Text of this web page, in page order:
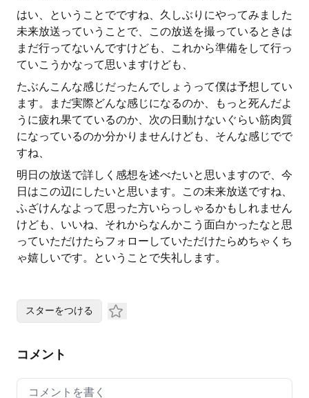
はい、ということでですね、久しぶりにやってみました
未来放送っていうことで、この放送を撮っているときは
まだ行ってないんですけども、これから準備をして行っ
ていこうかなって思いますけども、
たぶんこんな感じだったんでしょうって僕は予想してい
ます。まだ実際どんな感じになるのか、もっと死んだよ
うに疲れ果てているのか、次の日動けないぐらい筋肉質
になっているのか分かりませんけども、そんな感じでで
すね、
明日の放送で詳しく感想を述べたいと思いますので、今
日はこの辺にしたいと思います。この未来放送ですね、
ふざけんなよって思った方いらっしゃるかもしれません
けども、いいね、それからなんかこう面白かったなと思
っていただけたらフォローしていただけたらめちゃくち
ゃ嬉しいです。ということで失礼します。
スターをつける
コメント
Your comment